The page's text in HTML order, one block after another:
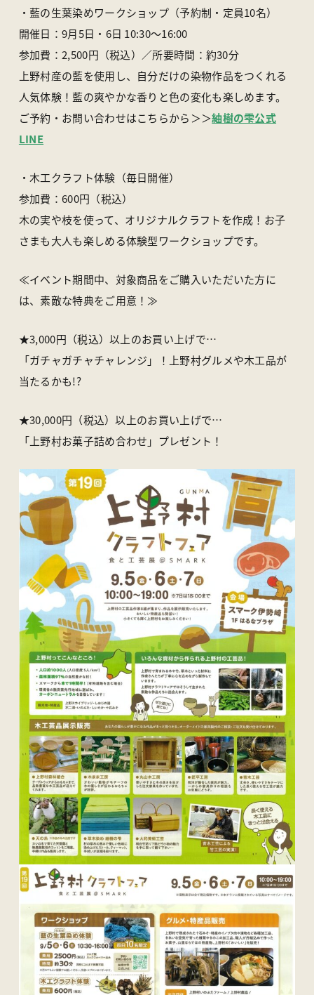
・藍の生葉染めワークショップ（予約制・定員10名）
開催日：9月5日・6日 10:30〜16:00
参加費：2,500円（税込）／所要時間：約30分
上野村産の藍を使用し、自分だけの染物作品をつくれる
人気体験！藍の爽やかな香りと色の変化も楽しめます。
ご予約・お問い合わせはこちらから＞＞紬樹の雫公式
LINE
・木工クラフト体験（毎日開催）
参加費：600円（税込）
木の実や枝を使って、オリジナルクラフトを作成！お子
さまも大人も楽しめる体験型ワークショップです。
≪イベント期間中、対象商品をご購入いただいた方に
は、素敵な特典をご用意！≫
★3,000円（税込）以上のお買い上げで…
「ガチャガチャチャレンジ」！上野村グルメや木工品が
当たるかも!?
★30,000円（税込）以上のお買い上げで…
「上野村お菓子詰め合わせ」プレゼント！